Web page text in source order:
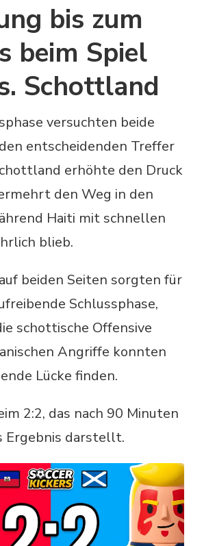
bis zum
beim Spiel
Schottland
versuchten beide
entscheidenden Treffer
erhöhte den Druck
den Weg in den
Haiti mit schnellen
blieb.
beiden Seiten sorgten für
Schlussphase,
schottische Offensive
Angriffe konnten
Lücke finden.
2:2, das nach 90 Minuten
Ergebnis darstellt.